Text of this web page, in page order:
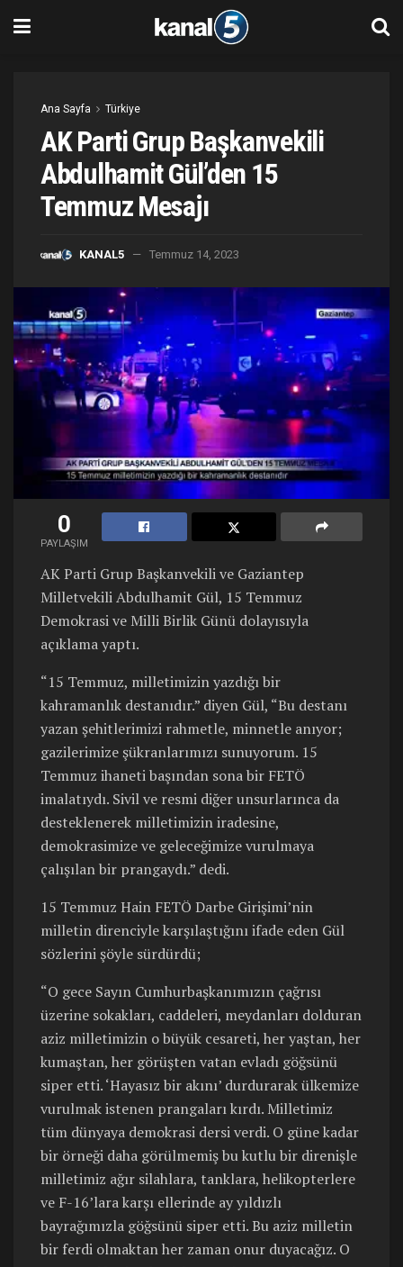
Ana Sayfa Türkiye
AK Parti Grup Başkanvekili
Abdulhamit Gül’den 15
Temmuz Mesajı
KANAL5 Temmuz 14, 2023
0
PAYLAŞIM
AK Parti Grup Başkanvekili ve Gaziantep
Milletvekili Abdulhamit Gül, 15 Temmuz
Demokrasi ve Milli Birlik Günü dolayısıyla
açıklama yaptı.
“15 Temmuz, milletimizin yazdığı bir
kahramanlık destanıdır.” diyen Gül, “Bu destanı
yazan şehitlerimizi rahmetle, minnetle anıyor;
gazilerimize şükranlarımızı sunuyorum. 15
Temmuz ihaneti başından sona bir FETÖ
imalatıydı. Sivil ve resmi diğer unsurlarınca da
desteklenerek milletimizin iradesine,
demokrasimize ve geleceğimize vurulmaya
çalışılan bir prangaydı.” dedi.
15 Temmuz Hain FETÖ Darbe Girişimi’nin
milletin direnciyle karşılaştığını ifade eden Gül
sözlerini şöyle sürdürdü;
“O gece Sayın Cumhurbaşkanımızın çağrısı
üzerine sokakları, caddeleri, meydanları dolduran
aziz milletimizin o büyük cesareti, her yaştan, her
kumaştan, her görüşten vatan evladı göğsünü
siper etti. ‘Hayasız bir akını’ durdurarak ülkemize
vurulmak istenen prangaları kırdı. Milletimiz
tüm dünyaya demokrasi dersi verdi. O güne kadar
bir örneği daha görülmemiş bu kutlu bir direnişle
milletimiz ağır silahlara, tanklara, helikopterlere
ve F-16’lara karşı ellerinde ay yıldızlı
bayrağımızla göğsünü siper etti. Bu aziz milletin
bir ferdi olmaktan her zaman onur duyacağız. O